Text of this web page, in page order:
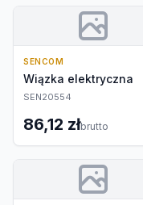
SENCOM
Wiązka elektryczna
SEN20554
86,12 złbrutto